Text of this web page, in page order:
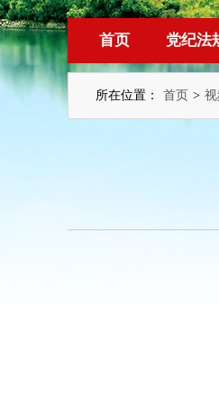
首页 党纪法
所在位置： 首页 >